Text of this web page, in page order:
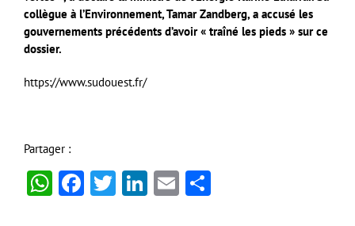
collègue à l’Environnement, Tamar Zandberg, a accusé les
gouvernements précédents d’avoir « traîné les pieds » sur ce
dossier.
https://www.sudouest.fr/
Partager :
WhatsApp
Facebook
Twitter
LinkedIn
Email